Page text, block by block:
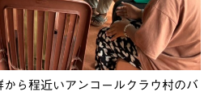
ら程近いアンコールクラウ村のバ